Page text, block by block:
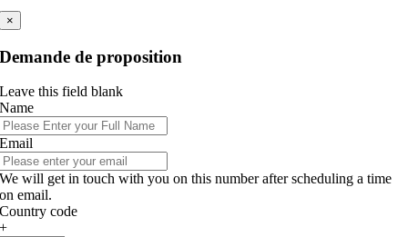
×
Demande de proposition
Leave this field blank
Name
Email
We will get in touch with you on this number after scheduling a time
on email.
Country code
+